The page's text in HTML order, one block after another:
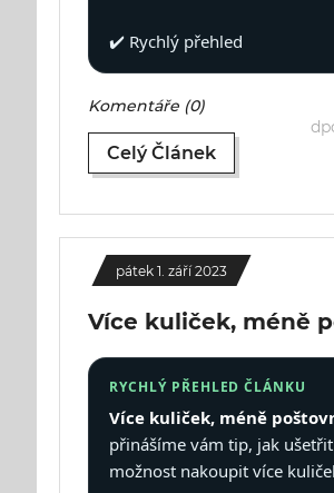
✔️ Rychlý přehled
Komentáře (0)
Celý Článek
pátek 1. září 2023
Více kuliček, méně
RYCHLÝ PŘEHLED ČLÁNKU
Více kuliček, méně
přinášíme vám tip, jak
možnost nakoupit více